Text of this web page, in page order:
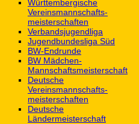
Württembergische
Vereinsmannschafts-
meisterschaften
Verbandsjugendliga
Jugendbundesliga Süd
BW-Endrunde
BW Mädchen-
Mannschaftsmeisterschaft
Deutsche
Vereinsmannschafts-
meisterschaften
Deutsche
Ländermeisterschaft